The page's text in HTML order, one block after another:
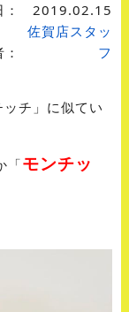
2019.02.15
佐賀店スタッ
フ
チ」に似てい
「モンチッ